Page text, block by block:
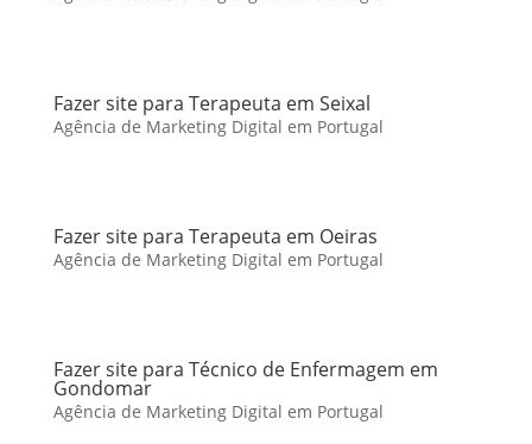
Fazer site para Terapeuta em Seixal
Agência de Marketing Digital em Portugal
Fazer site para Terapeuta em Oeiras
Agência de Marketing Digital em Portugal
Fazer site para Técnico de Enfermagem em
Gondomar
Agência de Marketing Digital em Portugal